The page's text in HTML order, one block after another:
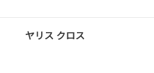
ヤリス クロス